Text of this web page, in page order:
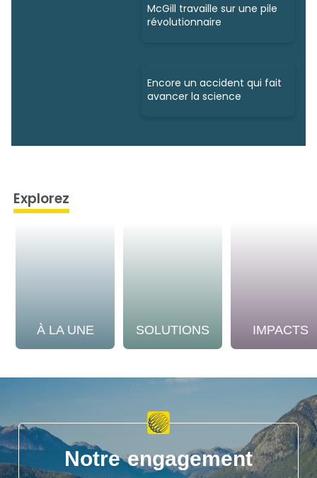
McGill travaille sur une pile
révolutionnaire
Encore un accident qui fait
avancer la science
Explorez
À LA UNE SOLUTIONS IMPACTS
Notre engagement